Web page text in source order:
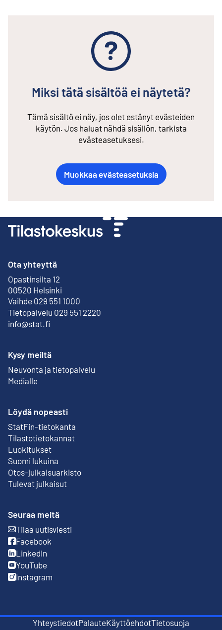
Miksi tätä sisältöä ei näytetä?
Tämä sisältö ei näy, jos olet estänyt evästeiden
käytön. Jos haluat nähdä sisällön, tarkista
evästeasetuksesi.
Muokkaa evästeasetuksia
Ota yhteyttä
Opastinsilta 12
00520 Helsinki
Ulkoinen linkki
Vaihde 029 551 1000
Tietopalvelu 029 551 2220
info@stat.fi
Kysy meiltä
Neuvonta ja tietopalvelu
Medialle
Löydä nopeasti
StatFin-tietokanta
Ulkoinen linkki
Tilastotietokannat
Luokitukset
Suomi lukuina
Otos-julkaisuarkisto
Ulkoinen linkki
Tulevat julkaisut
Seuraa meitä
Tilaa uutisviesti
Ulkoinen linkki
Facebook
Ulkoinen linkki
LinkedIn
Ulkoinen linkki
YouTube
Ulkoinen linkki
Instagram
Ulkoinen linkki
YhteystiedotPalaute
Ulkoinen linkki
Käyttöehdot
Ulkoinen linkki
Tietosuoja